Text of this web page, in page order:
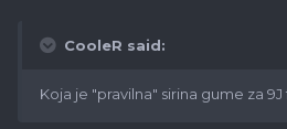
CooleR said:
Koja je "pravilna" sirina gume za 9J